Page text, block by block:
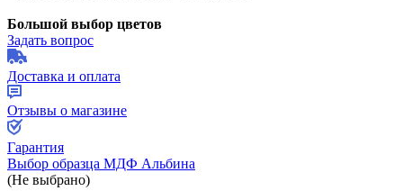
Большой выбор цветов
Задать вопрос
Доставка и оплата
Отзывы о магазине
Гарантия
Выбор образца МДФ Альбина
(Не выбрано)